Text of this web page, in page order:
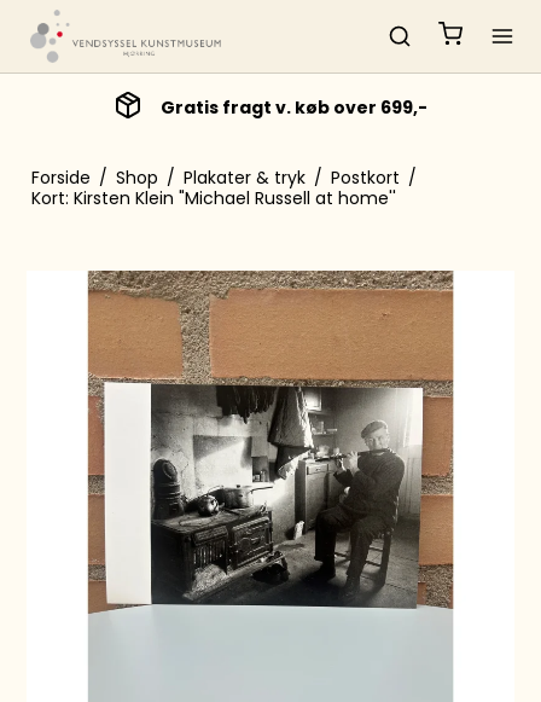
Gratis fragt v. køb over 699,-
Forside / Shop / Plakater & tryk / Postkort /
Kort: Kirsten Klein "Michael Russell at home''